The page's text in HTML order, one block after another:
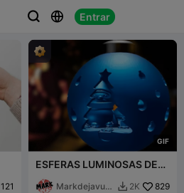
  Entrar
 
121
GIF
ESFERAS LUMINOSAS DE
Markdejavu
 2K 829